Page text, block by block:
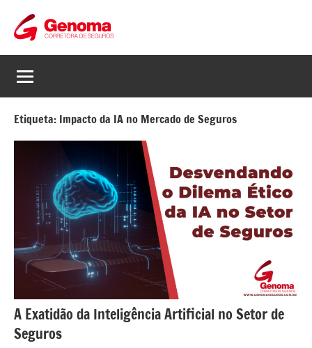
Genoma
Seguros
Seguros
Etiqueta: Impacto da IA no Mercado de Seguros
A Exatidão da Inteligência Artificial no Setor de
Seguros